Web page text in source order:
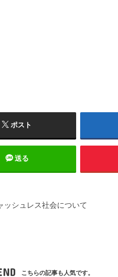
ポスト
送る
ッシュレス社会について
こちらの記事も人気です。